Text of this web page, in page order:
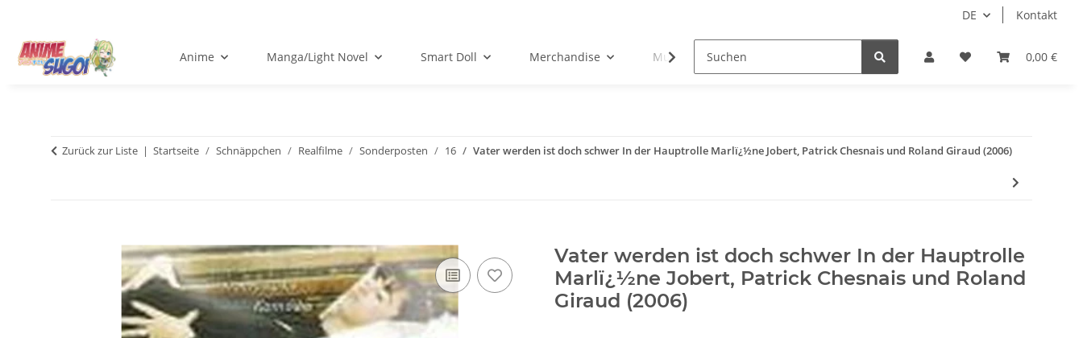
DE Kontakt
0,00 €
Anime Manga/Light Novel Smart Doll Merchandise Musik-CD Idols/Cosplay 18+ Schnäppchen
Zurück zur Liste Startseite Schnäppchen Realfilme Sonderposten 16 Vater werden ist doch schwer In der Hauptrolle Marlï¿½ne Jobert, Patrick Chesnais und Roland Giraud (2006)
Vater werden ist doch schwer In der Hauptrolle
Marlï¿½ne Jobert, Patrick Chesnais und Roland
Giraud (2006)